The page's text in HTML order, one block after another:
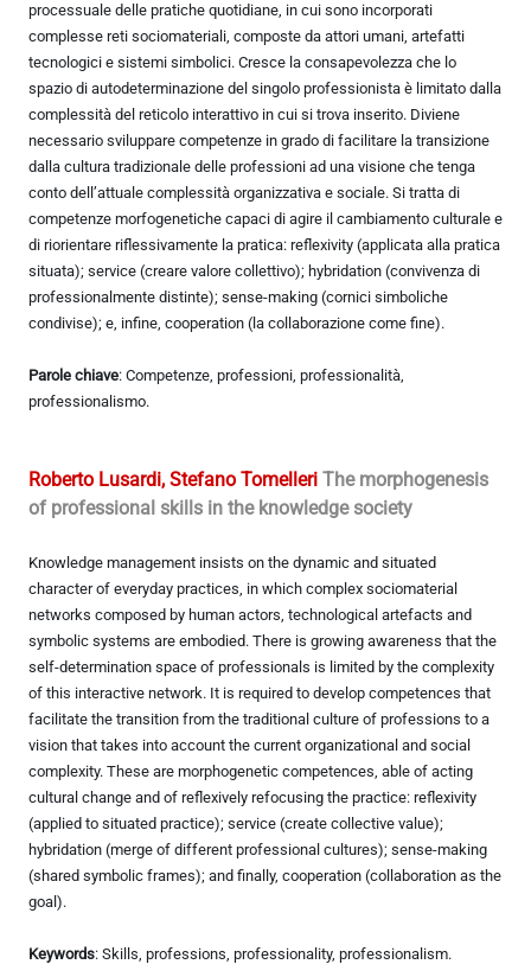
processuale delle pratiche quotidiane, in cui sono incorporati
complesse reti sociomateriali, composte da attori umani, artefatti
tecnologici e sistemi simbolici. Cresce la consapevolezza che lo
spazio di autodeterminazione del singolo professionista è limitato dalla
complessità del reticolo interattivo in cui si trova inserito. Diviene
necessario sviluppare competenze in grado di facilitare la transizione
dalla cultura tradizionale delle professioni ad una visione che tenga
conto dell’attuale complessità organizzativa e sociale. Si tratta di
competenze morfogenetiche capaci di agire il cambiamento culturale e
di riorientare riflessivamente la pratica: reflexivity (applicata alla pratica
situata); service (creare valore collettivo); hybridation (convivenza di
professionalmente distinte); sense-making (cornici simboliche
condivise); e, infine, cooperation (la collaborazione come fine).
Parole chiave: Competenze, professioni, professionalità,
professionalismo.
Roberto Lusardi, Stefano Tomelleri The morphogenesis
of professional skills in the knowledge society
Knowledge management insists on the dynamic and situated
character of everyday practices, in which complex sociomaterial
networks composed by human actors, technological artefacts and
symbolic systems are embodied. There is growing awareness that the
self-determination space of professionals is limited by the complexity
of this interactive network. It is required to develop competences that
facilitate the transition from the traditional culture of professions to a
vision that takes into account the current organizational and social
complexity. These are morphogenetic competences, able of acting
cultural change and of reflexively refocusing the practice: reflexivity
(applied to situated practice); service (create collective value);
hybridation (merge of different professional cultures); sense-making
(shared symbolic frames); and finally, cooperation (collaboration as the
goal).
Keywords: Skills, professions, professionality, professionalism.